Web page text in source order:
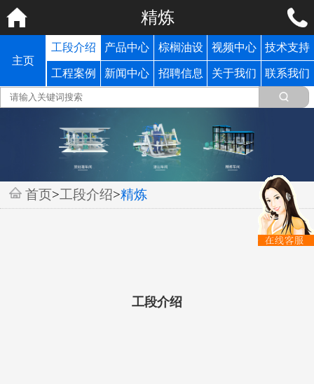
精炼
主页
工段介绍 产品中心 棕榈油设
备
视频中心 技术支持
工程案例 新闻中心 招聘信息 关于我们 联系我们
首页>工段介绍>精炼
工段介绍